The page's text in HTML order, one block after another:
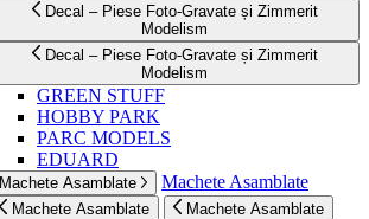
Decal – Piese Foto-Gravate și Zimmerit
Modelism
Decal – Piese Foto-Gravate și Zimmerit
Modelism
GREEN STUFF
HOBBY PARK
PARC MODELS
EDUARD
Machete Asamblate Machete Asamblate
Machete Asamblate Machete Asamblate